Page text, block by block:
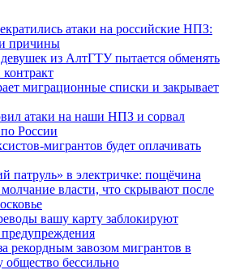
атаки на российские НПЗ:
причины
из АлтГТУ пытается обменять
миграционные списки и закрывает
атаки на наши НПЗ и сорвал
России
мигрантов будет оплачивать
патруль» в электричке: пощёчина
власти, что скрывают после
вашу карту заблокируют
рекордным завозом мигрантов в
бессильно